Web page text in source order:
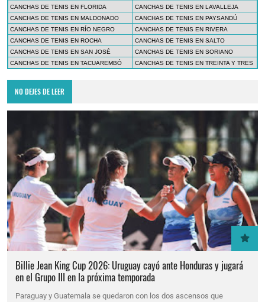
CANCHAS DE TENIS EN FLORIDA
CANCHAS DE TENIS EN LAVALLEJA
CANCHAS DE TENIS EN MALDONADO
CANCHAS DE TENIS EN PAYSANDÚ
CANCHAS DE TENIS EN RÍO NEGRO
CANCHAS DE TENIS EN RIVERA
CANCHAS DE TENIS EN ROCHA
CANCHAS DE TENIS EN SALTO
CANCHAS DE TENIS EN SAN JOSÉ
CANCHAS DE TENIS EN SORIANO
CANCHAS DE TENIS EN TACUAREMBÓ
CANCHAS DE TENIS EN TREINTA Y TRES
NO DEJES DE LEER
Billie Jean King Cup 2026: Uruguay cayó ante Honduras y jugará
en el Grupo III en la próxima temporada
Paraguay y Guatemala se quedaron con los dos ascensos que